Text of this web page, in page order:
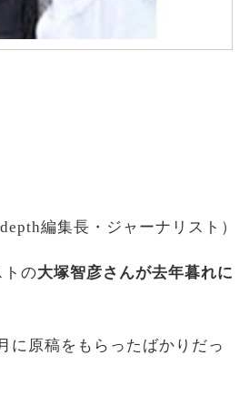
編集長・ジャーナリスト）
トの大塚智彦さんが去年暮れに
に原稿をもらったばかりだっ